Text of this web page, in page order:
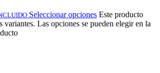
Seleccionar opciones Este producto
variantes. Las opciones se pueden elegir en la